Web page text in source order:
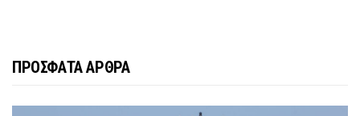
ΠΡΟΣΦΑΤΑ ΑΡΘΡΑ